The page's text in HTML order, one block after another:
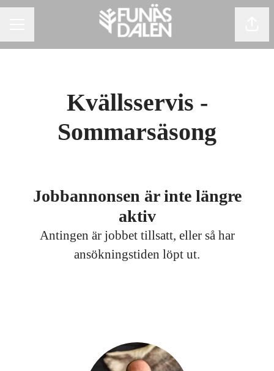
Kvällsservis -
Sommarsäsong
Jobbannonsen är inte längre
aktiv
Antingen är jobbet tillsatt, eller så har
ansökningstiden löpt ut.